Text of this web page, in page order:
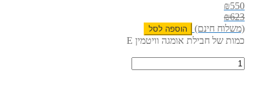
₪550
₪623
(משלוח חינם)
הוספה לסל
כמות של חבילת אומגה וויטמין E